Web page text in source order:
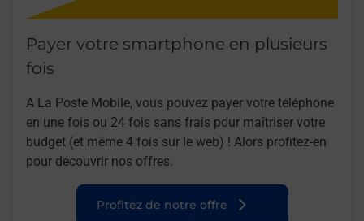
Payer votre smartphone en plusieurs
fois
A La Poste Mobile, vous pouvez payer votre téléphone
en une fois ou 24 fois sans frais pour maîtriser votre
budget (et même 4 fois sur le web) ! Alors profitez-en
pour découvrir nos offres.
Profitez de notre offre